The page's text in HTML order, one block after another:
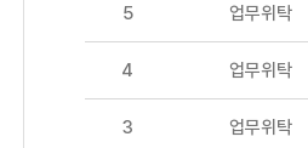
5 업무위탁
4 업무위탁
3 업무위탁